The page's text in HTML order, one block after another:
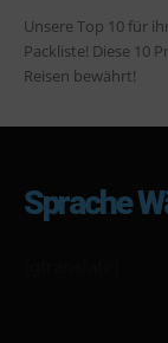
Unsere Top 10 für
Packliste! Diese 10
Reisen bewährt!
Sprache